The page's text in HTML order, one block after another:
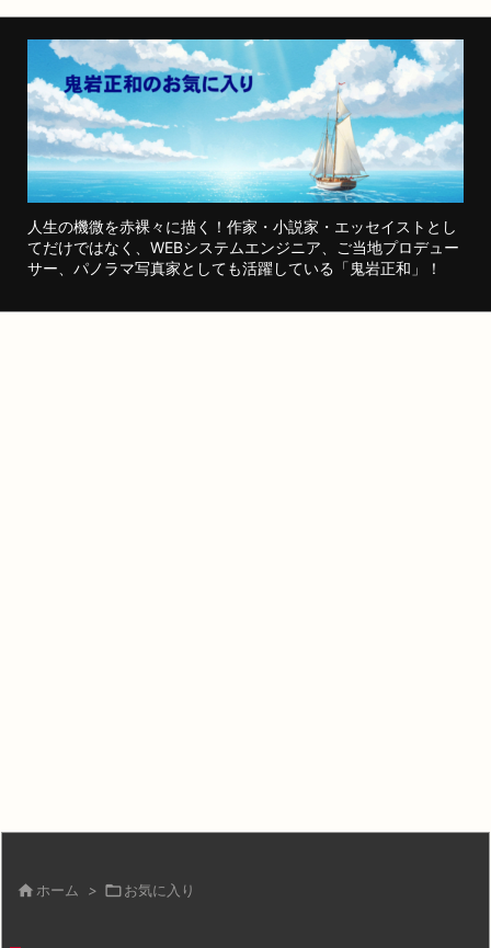
人生の機微を赤裸々に描く！作家・小説家・エッセイストとし
てだけではなく、WEBシステムエンジニア、ご当地プロデュー
サー、パノラマ写真家としても活躍している「鬼岩正和」！
 ホーム > お気に入り